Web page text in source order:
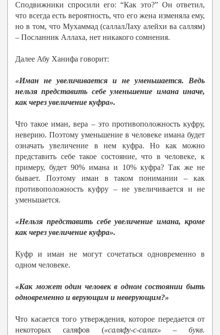
Сподвижники спросили его: “Как это?” Он ответил,
что всегда есть вероятность, что его жена изменяла ему,
но в том, что Мухаммад (саллалЛаху алейхи ва саллям)
– Посланник Аллаха, нет никакого сомнения.
Далее Абу Ханифа говорит:
«Иман не увеличивается и не уменьшается. Ведь
нельзя представить себе уменьшение имана иначе,
как через увеличение куфра».
Что такое иман, вера – это противоположность куфру,
неверию. Поэтому уменьшение в человеке имана будет
означать увеличение в нем куфра. Но как можно
представить себе такое состояние, что в человеке, к
примеру, будет 90% имана и 10% куфра? Так же не
бывает. Поэтому иман в таком понимании – как
противоположность куфру – не увеличивается и не
уменьшается.
«Нельзя представить себе увеличение имана, кроме
как через увеличение куфра».
Куфр и иман не могут сочетаться одновременно в
одном человеке.
«Как может один человек в одном состоянии быть
одновременно и верующим и неверующим?»
Что касается того утверждения, которое передается от
некоторых саляфов («саляфу-с-салих» – букв.